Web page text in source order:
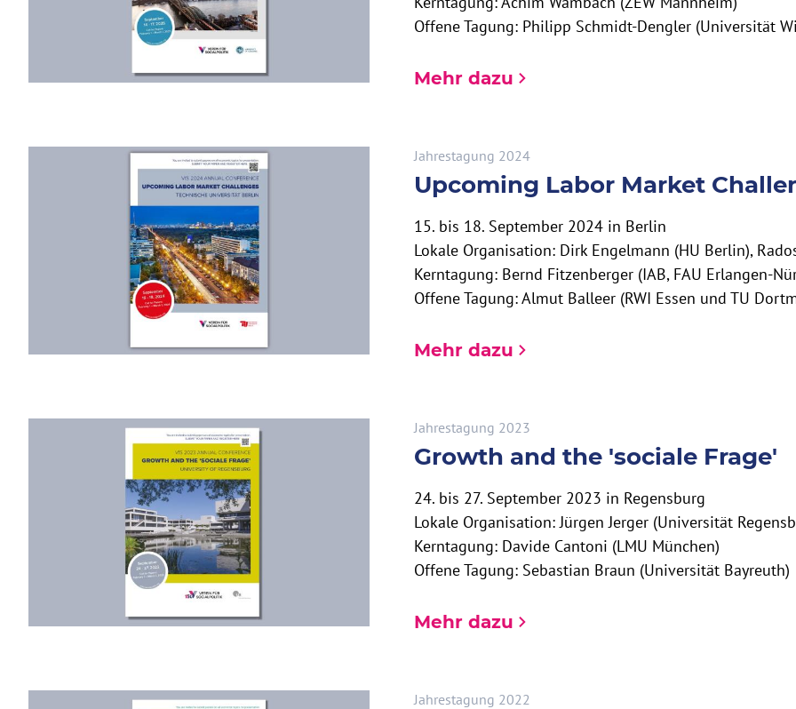
Offene Tagung: Philipp Schmidt-Dengler (Universität
Mehr dazu
Jahrestagung 2024
Upcoming Labor Market
15. bis 18. September 2024 in Berlin
Lokale Organisation: Dirk Engelmann (HU Berlin),
Kerntagung: Bernd Fitzenberger (IAB, FAU Erlangen-
Offene Tagung: Almut Balleer (RWI Essen und TU
Mehr dazu
Jahrestagung 2023
Growth and the 'sociale Frage'
24. bis 27. September 2023 in Regensburg
Lokale Organisation: Jürgen Jerger (Universität
Kerntagung: Davide Cantoni (LMU München)
Offene Tagung: Sebastian Braun (Universität Bayreuth)
Mehr dazu
Jahrestagung 2022